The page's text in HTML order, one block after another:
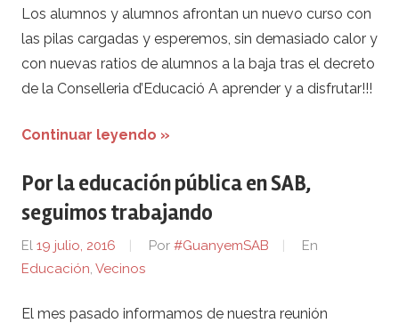
Los alumnos y alumnos afrontan un nuevo curso con
las pilas cargadas y esperemos, sin demasiado calor y
con nuevas ratios de alumnos a la baja tras el decreto
de la Conselleria d’Educació A aprender y a disfrutar!!!
Continuar leyendo »
Por la educación pública en SAB,
seguimos trabajando
El 19 julio, 2016 Por #GuanyemSAB
En
Educación, Vecinos
El mes pasado informamos de nuestra reunión